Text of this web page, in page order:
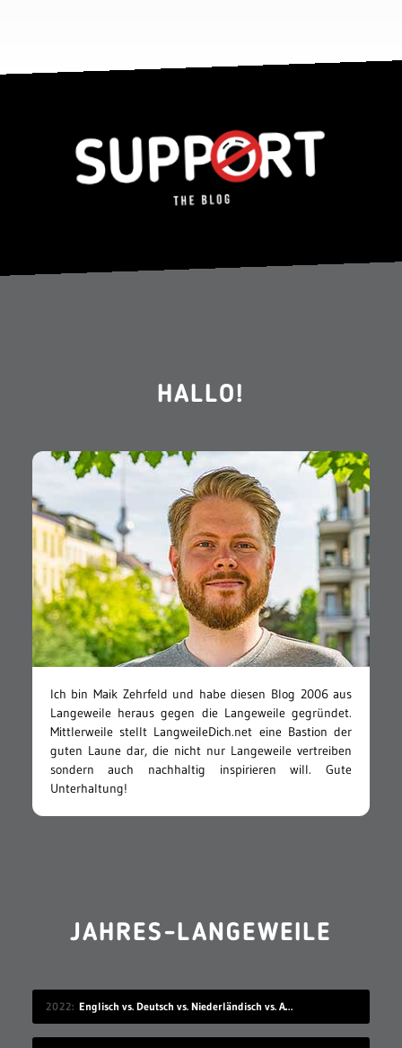
HALLO!
Ich bin Maik Zehrfeld und habe diesen Blog 2006 aus
Langeweile heraus gegen die Langeweile gegründet.
Mittlerweile stellt LangweileDich.net eine Bastion der
guten Laune dar, die nicht nur Langeweile vertreiben
sondern auch nachhaltig inspirieren will. Gute
Unterhaltung!
JAHRES-LANGEWEILE
2022 Englisch vs. Deutsch vs. Niederländisch vs. Afrikaans